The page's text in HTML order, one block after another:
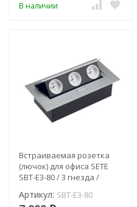
В наличии
Встраиваемая розетка
(лючок) для офиса SETE
SBT-E3-80 / 3 гнезда /
серебро / без кабеля
Артикул: SBT-E3-80